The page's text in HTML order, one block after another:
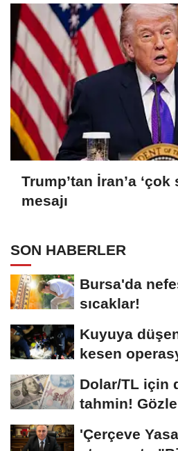
Trump’tan İran’a ‘çok
mesajı
SON HABERLER
Bursa'da
sıcaklar!
Kuyuya
kesen
Dolar/TL için
tahmin!
'Çerçeve